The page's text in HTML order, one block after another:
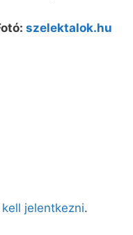
szelektalok.hu
jelentkezni.